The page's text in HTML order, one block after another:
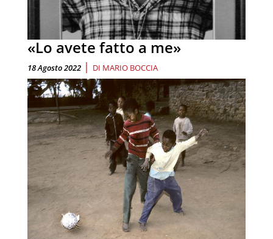
«Lo avete fatto a me»
18 Agosto 2022 | DI MARIO BOCCIA